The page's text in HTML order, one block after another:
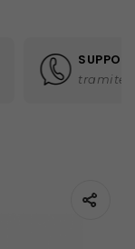
tramite